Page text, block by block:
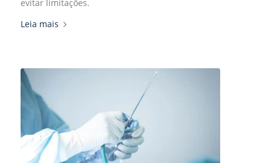
evitar limitações.
Leia mais